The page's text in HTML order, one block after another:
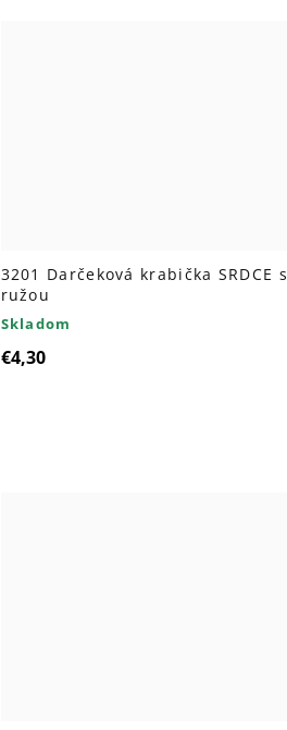
3201 Darčeková krabička SRDCE s
ružou
Skladom
€4,30